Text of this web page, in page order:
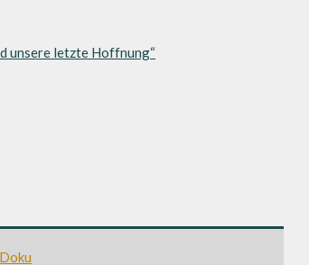
unsere letzte Hoffnung“
Doku